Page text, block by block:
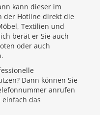
kann dieser im
der Hotline direkt die
Textilien und
berät er Sie auch
oder auch
Dann können Sie
anrufen
das